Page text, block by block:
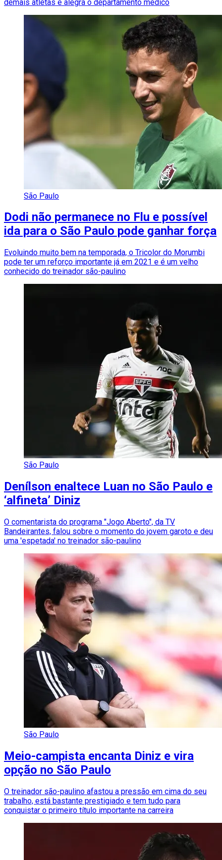
demais atletas e alegra o departamento médico
São Paulo
Dodi não permanece no Flu e possível
ida para o São Paulo pode ganhar força
Evoluindo muito bem na temporada, o Tricolor do Morumbi
pode ter um reforço importante já em 2021 e é um velho
conhecido do treinador são-paulino
São Paulo
Denílson enaltece Luan no São Paulo e
‘alfineta’ Diniz
O comentarista do programa "Jogo Aberto", da TV
Bandeirantes, falou sobre o momento do jovem garoto e deu
uma 'espetada' no treinador são-paulino
São Paulo
Meio-campista encanta Diniz e vira
opção no São Paulo
O treinador são-paulino afastou a pressão em cima do seu
trabalho, está bastante prestigiado e tem tudo para
conquistar o primeiro título importante na carreira